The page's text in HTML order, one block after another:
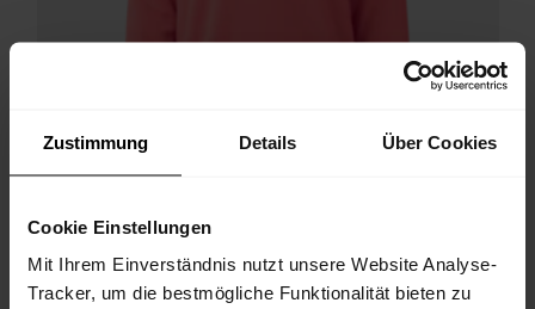
Zustimmung Details Über Cookies
Cookie Einstellungen
Mit Ihrem Einverständnis nutzt unsere Website Analyse-
Tracker, um die bestmögliche Funktionalität bieten zu